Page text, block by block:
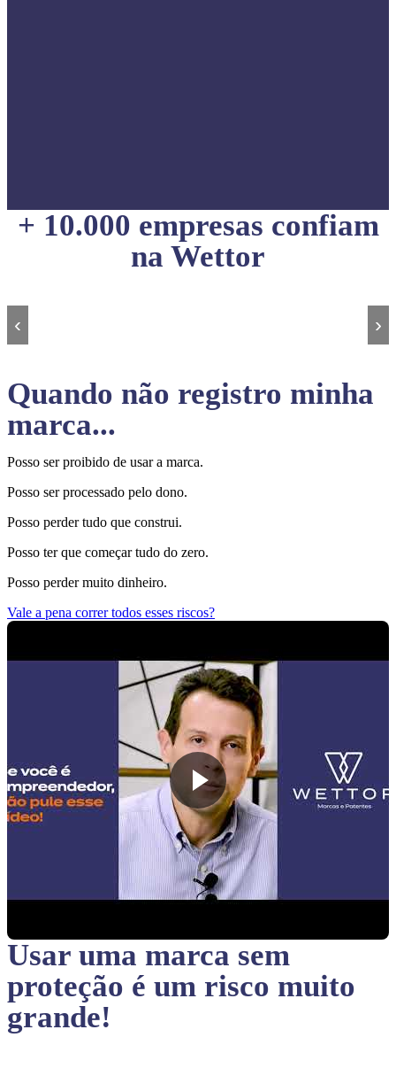
+ 10.000 empresas confiam
na Wettor
‹ ›
Quando não registro minha
marca...
Posso ser proibido de usar a marca.
Posso ser processado pelo dono.
Posso perder tudo que construi.
Posso ter que começar tudo do zero.
Posso perder muito dinheiro.
Vale a pena correr todos esses riscos?
Usar uma marca sem
proteção é um risco muito
grande!